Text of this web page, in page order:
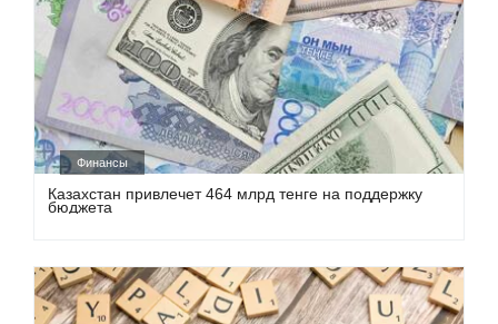
Финансы
Казахстан привлечет 464 млрд тенге на поддержку
бюджета